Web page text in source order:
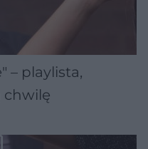
– playlista,
chwilę